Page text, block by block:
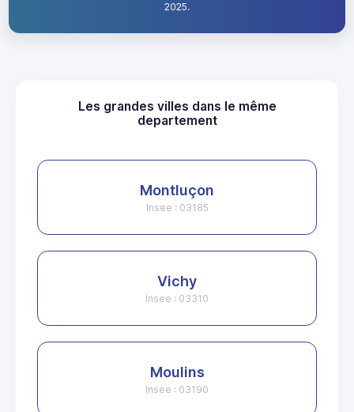
2025.
Les grandes villes dans le même
departement
Montluçon
Insee : 03185
Vichy
Insee : 03310
Moulins
Insee : 03190